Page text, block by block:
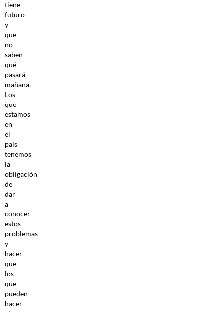
tiene
futuro
y
que
no
saben
qué
pasará
mañana.
Los
que
estamos
en
el
país
tenemos
la
obligación
de
dar
a
conocer
estos
problemas
y
hacer
que
los
que
pueden
hacer